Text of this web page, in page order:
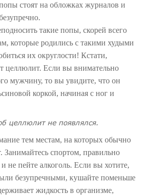
стоят на обложках журналов и
такие попы, скорей всего
которые родились с такими худыми
их округлости! Кстати,
Если вы внимательно
мужчину, то вы увидите, что он
коркой, начиная с ног и
целлюлит не появлялся.
тем местам, на которых обычно
Занимайтесь спортом, правильно
не пейте алкоголь. Если вы хотите,
безупречными, кушайте поменьше
жидкость в организме,